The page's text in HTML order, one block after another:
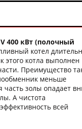
400 кВт (полочный
котел
этого котла выполнен
Преимущество
меньше
часть золы опадает
А чистота
всей